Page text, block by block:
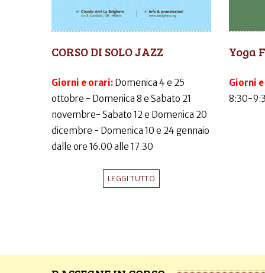
CORSO DI SOLO JAZZ
Giorni e orari: Domenica 4 e 25
ottobre - Domenica 8 e Sabato 21
novembre- Sabato 12 e Domenica 20
dicembre - Domenica 10 e 24 gennaio
dalle ore 16.00 alle 17.30
LEGGI TUTTO
Yoga
Giorni
8:30-